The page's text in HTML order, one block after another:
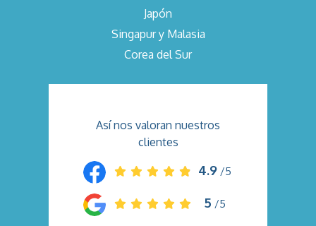
Japón
Singapur y Malasia
Corea del Sur
Así nos valoran nuestros
clientes
4.9 /5
5 /5